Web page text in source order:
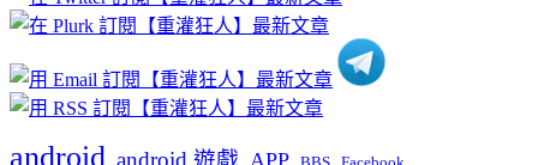
類
android android 遊戲 APP